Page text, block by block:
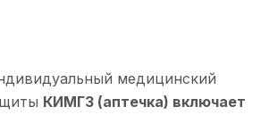
медицинский
КИМГЗ (аптечка) включает